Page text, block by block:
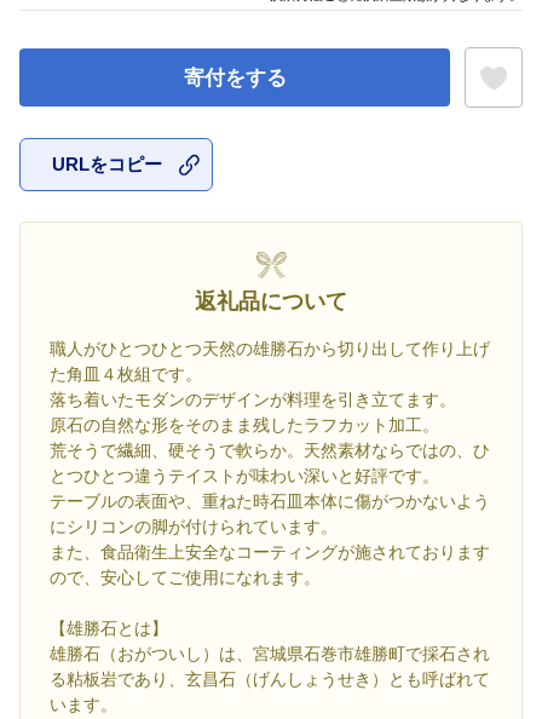
寄付をする
URLをコピー
返礼品について
職人がひとつひとつ天然の雄勝石から切り出して作り上げ
た角皿４枚組です。
落ち着いたモダンのデザインが料理を引き立てます。
原石の自然な形をそのまま残したラフカット加工。
荒そうで繊細、硬そうで軟らか。天然素材ならではの、ひ
とつひとつ違うテイストが味わい深いと好評です。
テーブルの表面や、重ねた時石皿本体に傷がつかないよう
にシリコンの脚が付けられています。
また、食品衛生上安全なコーティングが施されております
ので、安心してご使用になれます。
【雄勝石とは】
雄勝石（おがついし）は、宮城県石巻市雄勝町で採石され
る粘板岩であり、玄昌石（げんしょうせき）とも呼ばれて
います。